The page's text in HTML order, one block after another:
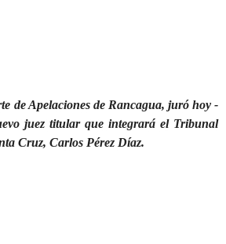
de Apelaciones de Rancagua, juró hoy -
juez titular que integrará el Tribunal
Cruz, Carlos Pérez Díaz.